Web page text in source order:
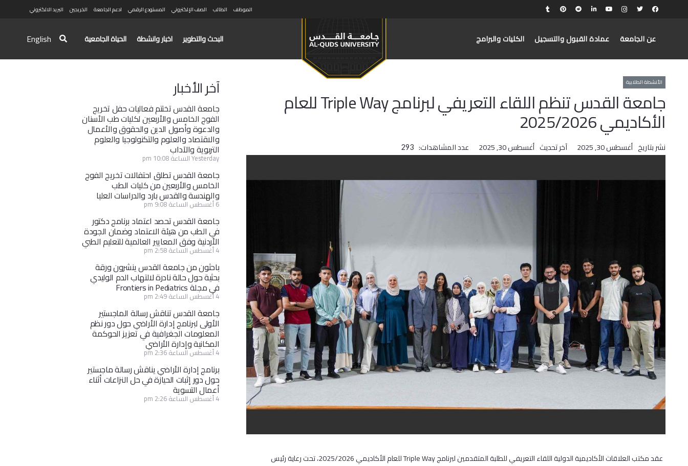
الموظف الطالب الصف الإلكتروني المستودع الرقمي ادعم الجامعة الخريجين البريد الالكتروني
عن الجامعة عمادة القبول والتسجيل الكليات والبرامج البحث والتطوير اخبار وانشطة الحياة الجامعية English
الأنشطة الطلابية
جامعة القدس تنظم اللقاء التعريفي لبرنامج Triple Way للعام
الأكاديمي 2025/2026
نشر بتاريخ أغسطس 30, 2025 آخر تحديث أغسطس 30, 2025 عدد المشاهدات: 293
عقد مكتب العلاقات الأكاديمية الدولية اللقاء التعريفي للطلبة المتقدمين لبرنامج Triple Way للعام الأكاديمي 2025/2026، تحت رعاية رئيس
آخر الأخبار
جامعة القدس تختتم فعاليات حفل تخريج
الفوج الخامس والأربعين لكليات طب الأسنان
والدعوة وأصول الدين والحقوق والأعمال
والاقتصاد والعلوم والتكنولوجيا والعلوم
التربوية والآداب
Yesterday الساعة 10:08 pm
جامعة القدس تطلق احتفالات تخريج الفوج
الخامس والأربعين من كليات الطب
والهندسة والقدس بارد والدراسات العليا
6 أغسطس الساعة 9:08 pm
جامعة القدس تحصد اعتماد برنامج دكتور
في الطب من هيئة الاعتماد وضمان الجودة
الأردنية وفق المعايير العالمية للتعليم الطبي
4 أغسطس الساعة 2:58 pm
باحثون من جامعة القدس ينشرون ورقة
بحثية حول حالة نادرة لالتهاب الدم الوليدي
في مجلة Frontiers in Pediatrics
4 أغسطس الساعة 2:49 pm
جامعة القدس تناقش رسالة الماجستير
الأولى لبرنامج إدارة الأراضي حول دور نظم
المعلومات الجغرافية في تعزيز الحوكمة
المكانية وإدارة الأراضي
4 أغسطس الساعة 2:36 pm
برنامج إدارة الأراضي يناقش رسالة ماجستير
حول دور إثبات الحيازة في حل النزاعات أثناء
أعمال التسوية
4 أغسطس الساعة 2:26 pm